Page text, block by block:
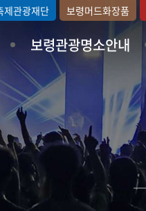
보령관광명소안내
제관광재단 보령머드화장품